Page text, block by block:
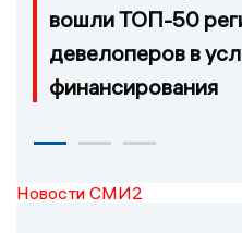
вошли ТОП-50
девелоперов в
финансирования
Новости СМИ2